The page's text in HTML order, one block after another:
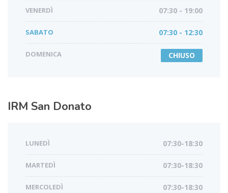
VENERDÌ 07:30 - 19:00
SABATO 07:30 - 12:30
DOMENICA CHIUSO
IRM San Donato
LUNEDÌ 07:30-18:30
MARTEDÌ 07:30-18:30
MERCOLEDÌ 07:30-18:30